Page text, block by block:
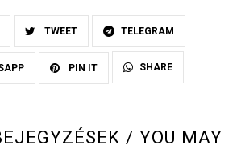
TWEET TELEGRAM
PIN IT SHARE
/ YOU MAY